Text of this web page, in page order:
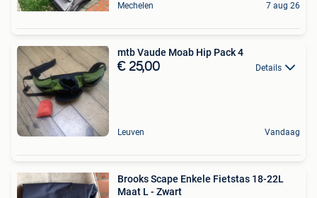
Mechelen 7 aug 26
mtb Vaude Moab Hip Pack 4
€ 25,00 Details
Leuven Vandaag
Brooks Scape Enkele Fietstas 18-22L
Maat L - Zwart